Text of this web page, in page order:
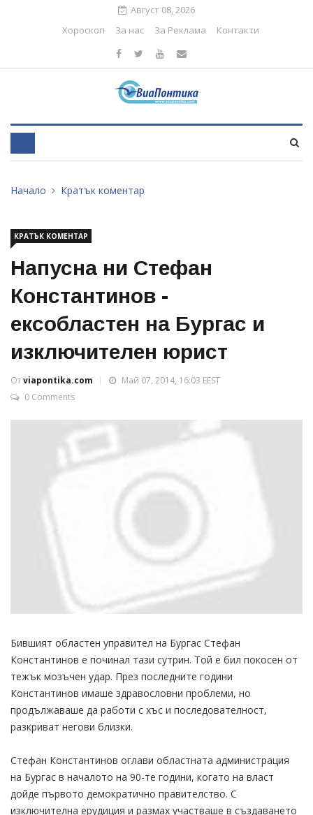
Август 08, 2026
Хороскоп
За нас За Реклама Контакти
Начало Кратък коментар
КРАТЪК КОМЕНТАР
Напусна ни Стефан
Константинов -
ексобластен на Бургас и
изключителен юрист
Отviapontika.com
Май 07, 2014, 16:03 EEST
0 Comments
Бившият областен управител на Бургас Стефан
Константинов е починал тази сутрин. Той е бил покосен от
тежък мозъчен удар. През последните години
Константинов имаше здравословни проблеми, но
продължаваше да работи с хъс и последователност,
разкриват негови близки.
Стефан Константинов оглави областната администрация
на Бургас в началото на 90-те години, когато на власт
дойде първото демократично правителство. С
изключителна ерудиция и размах участваше в създаването